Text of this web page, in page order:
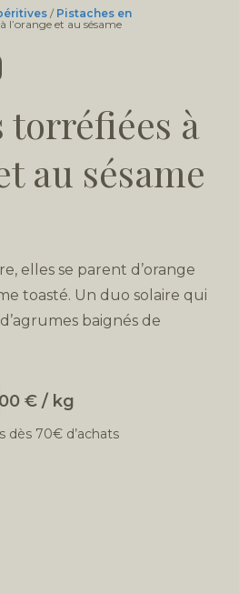
/ Pistaches en
l’orange et au sésame
torréfiées à
au sésame
elles se parent d’orange
toasté. Un duo solaire qui
baignés de
€ / kg
dès 70€ d’achats
torréfiées à l'orange et au